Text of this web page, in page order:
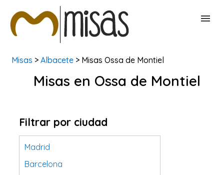
BUSCAR MISAS
Misas > Albacete > Misas Ossa de Montiel
Misas en Ossa de Montiel
Filtrar por ciudad
Madrid
Barcelona